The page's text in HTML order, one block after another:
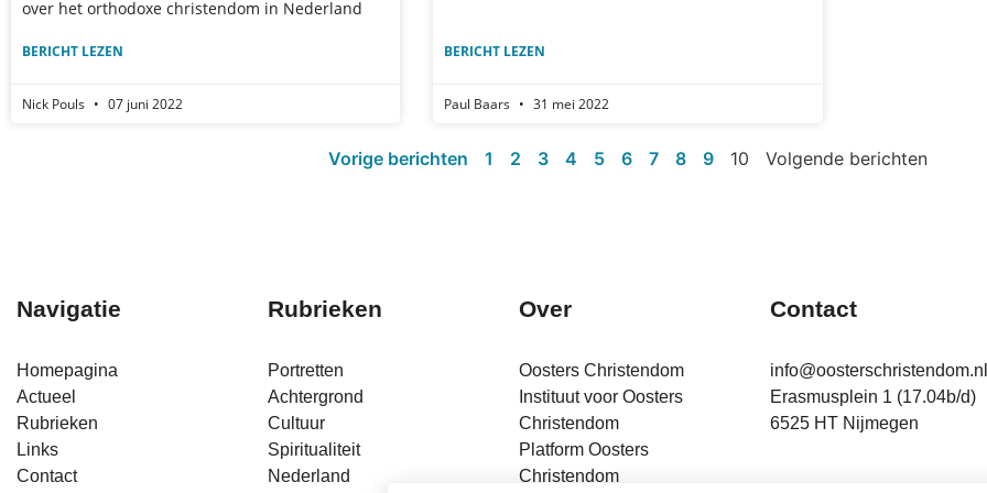
over het orthodoxe christendom in Nederland
BERICHT LEZEN
Nick Pouls 07 juni 2022
BERICHT LEZEN
Paul Baars 31 mei 2022
Vorige berichten 1 2 3 4 5 6 7 8 9 10 Volgende berichten
Navigatie
Homepagina
Actueel
Rubrieken
Links
Contact
Rubrieken
Portretten
Achtergrond
Cultuur
Spiritualiteit
Nederland
Over
Oosters Christendom
Instituut voor Oosters
Christendom
Platform Oosters
Christendom
Contact
info@oosterschristendom.nl
Erasmusplein 1 (17.04b/d)
6525 HT Nijmegen